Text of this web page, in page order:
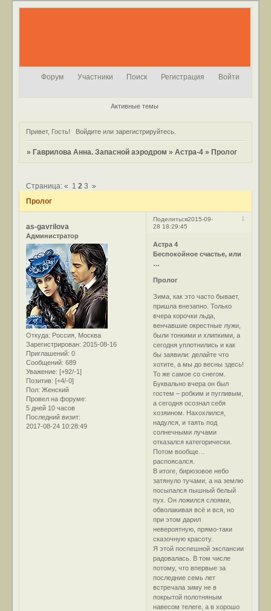
Форум Участники Поиск Регистрация Войти
Активные темы
Привет, Гость! Войдитеили зарегистрируйтесь.
» Гаврилова Анна. Запасной аэродром »Астра-4 » Пролог
Пролог
Страница:« 1 2 3 »
Поделиться 1
2015-09-
28 18:29:45
as-gavrilova
Администратор
Откуда: Россия, Москва
Зарегистрирован: 2015-08-16
Приглашений: 0
Сообщений: 689
Уважение: [+92/-1]
Позитив: [+4/-0]
Пол: Женский
Провел на форуме:
5 дней 10 часов
Последний визит:
2017-08-24 10:28:49
Астра 4
Беспокойное счастье, или
…
Пролог
Зима, как это часто бывает,
пришла внезапно. Только
вчера корочки льда,
венчавшие окрестные лужи,
были тонкими и хлипкими, а
сегодня уплотнились и как
бы заявили: делайте что
хотите, а мы до весны здесь!
То же самое со снегом.
Буквально вчера он был
гостем – робким и пугливым,
а сегодня осознал себя
хозяином. Нахохлился,
надулся, и таять под
солнечными лучами
отказался категорически.
Потом вообще…
распоясался.
В итоге, бирюзовое небо
затянуло тучами, а на землю
посыпался пышный белый
пух. Он ложился слоями,
обволакивая всё и вся, но
при этом дарил
невероятную, прямо-таки
сказочную красоту.
Я этой поспешной экспансии
радовалась. В том числе
потому, что впервые за
последние семь лет
встречала зиму не в
покрытой полотняным
навесом телеге, а в хорошо